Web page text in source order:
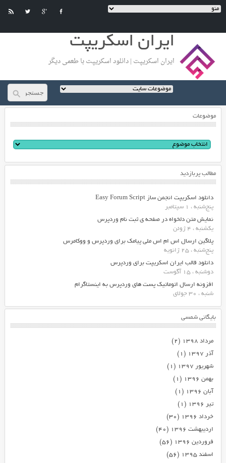
ایران اسکریپت
ایران اسکریپت | دانلود اسکریپت با طعمی دیگر
موضوعات
مطالب پربازدید
دانلود اسکریپت انجمن ساز Easy Forum Script
پنج‌شنبه ، 1 سپتامبر
نمایش متن دلخواه در صفحه ی ثبت نام وردپرس
یکشنبه ، 4 ژوئن
پلاگین ارسال اس ام اس ملی پیامک برای وردپرس و ووکامرس
پنج‌شنبه ، 25 ژانویه
دانلود قالب ایران اسکریپت برای وردپرس
دوشنبه ، 15 آگوست
افزونه ارسال اتوماتیک پست های وردپرس به اینستاگرام
شنبه ، 30 جولای
بایگانی شمسی
مرداد ۱۳۹۸
(۲)
آذر ۱۳۹۷
(۱)
شهریور ۱۳۹۷
(۱)
بهمن ۱۳۹۶
(۱)
آبان ۱۳۹۶
(۱)
تیر ۱۳۹۶
(۱)
خرداد ۱۳۹۶
(۳۰)
اردیبهشت ۱۳۹۶
(۴۰)
فروردین ۱۳۹۶
(۵۶)
اسفند ۱۳۹۵
(۵۶)